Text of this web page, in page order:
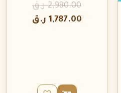
2,980.00 ر.ق
1,787.00 ر.ق